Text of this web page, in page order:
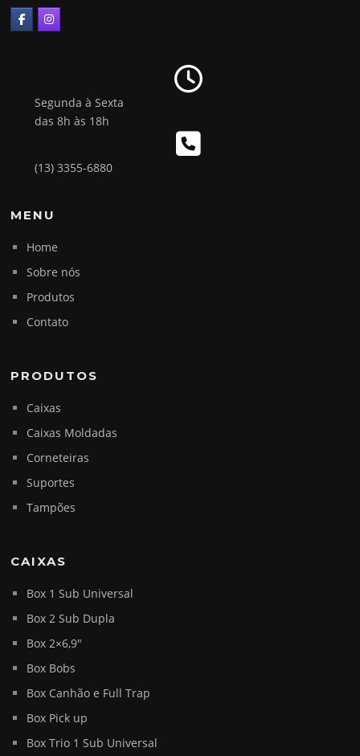
Segunda à Sexta
das 8h às 18h
(13) 3355-6880
MENU
Home
Sobre nós
Produtos
Contato
PRODUTOS
Caixas
Caixas Moldadas
Corneteiras
Suportes
Tampões
CAIXAS
Box 1 Sub Universal
Box 2 Sub Dupla
Box 2×6,9″
Box Bobs
Box Canhão e Full Trap
Box Pick up
Box Trio 1 Sub Universal